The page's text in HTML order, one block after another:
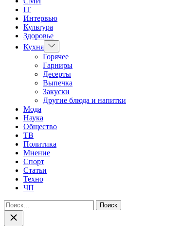
IT
Интервью
Культура
Здоровье
Кухня Показать
подменю
Горячее
Гарниры
Десерты
Выпечка
Закуски
Другие блюда и напитки
Мода
Наука
Общество
ТВ
Политика
Мнение
Спорт
Статьи
Техно
ЧП
Найти:
Закрыть
поиск